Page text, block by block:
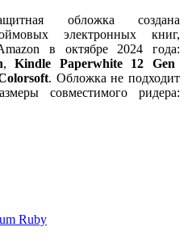
обложка создана
электронных книг,
в октябре 2024 года:
, Kindle Paperwhite 12 Gen
. Обложка не подходит
совместимого ридера:
Ruby